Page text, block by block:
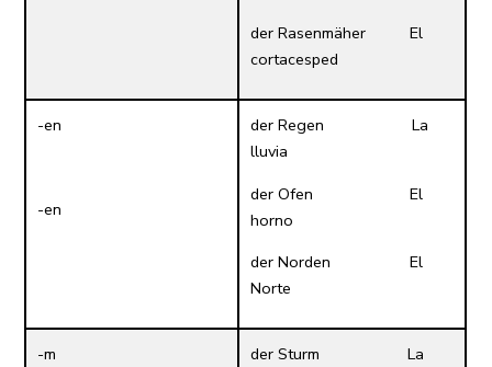
der Rasenmäher El
cortacesped
-en
-en
der Regen La
lluvia
der Ofen El
horno
der Norden El
Norte
-m
der Sturm La